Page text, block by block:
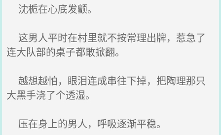
沈栀在心底发颤。
这男人平时在村里就不按常理出牌，惹急了
连大队部的桌子都敢掀翻。
越想越怕，眼泪连成串往下掉，把陶理那只
大黑手浇了个透湿。
压在身上的男人，呼吸逐渐平稳。